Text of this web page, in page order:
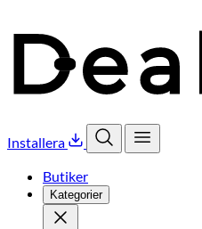
Installera
Öppna sökÖppna meny
Butiker
Kategorier